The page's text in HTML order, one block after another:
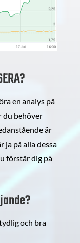
en analys på
du behöver
är
ja på alla dessa
förstår dig på
och bra